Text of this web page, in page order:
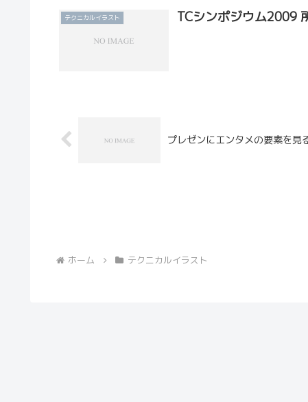
テクニカルイラスト TCシンポジウム2009
プレゼンにエンタメの要素を見
ホーム テクニカルイラスト